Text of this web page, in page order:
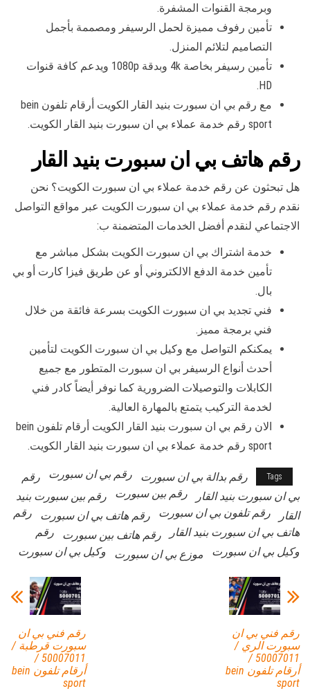
وبرمجة القنوات المشفرة.
تأمين رفوف مميزة لحمل الرسيفر ومصممة بأجمل
التصاميم لتلائم المنزل.
تأمين رسيفر بخاصة 4k وبدقة 1080p ويدعم كافة قنوات
HD.
مع رقم بي ان سبورت بنيد القار الكويت أرقام تلفون bein
sport رقم خدمة عملاء بي ان سبورت بنيد القار الكويت.
رقم هاتف بي ان سبورت بنيد القار
هل تبحثون عن رقم خدمة عملاء بي ان سبورت الكويت؟ نحن
نقدم رقم خدمة عملاء بي ان سبورت الكويت عبر مواقع التواصل
الاجتماعي لنقدم أفضل الخدمات المتضمنة ب:
خدمة اشتراك بي ان سبورت الكويت بشكل مباشر مع
تأمين خدمة الدفع الالكتروني أو عن طريق فيزا كارت أو بي
بال.
فني تجديد بي ان سبورت الكويت بسرعة فائقة من خلال
فني برمجة مميز.
يمكنكم التواصل مع وكيل بي ان سبورت الكويت لتأمين
أحدث أنواع الرسيفر بي ان سبورت المتطور مع جميع
الكابلات والتوصيلات الضرورية كما نوفر أيضاً كادر فني
لخدمة التركيب يتمتع بالمهارة العالية.
الان رقم بي ان سبورت بنيد القار الكويت أرقام تلفون bein
sport رقم خدمة عملاء بي ان سبورت بنيد القار الكويت.
Tags رقم بدالة بي ان سبورت رقم بي ان سبورت
رقم
بي ان سبورت بنيد القار
رقم بين سبورت
رقم بين سبورت بنيد
القار
رقم تلفون بي ان سبورت رقم هاتف بي ان سبورت
رقم
هاتف بي ان سبورت بنيد القار
رقم هاتف بين سبورت
رقم
وكيل بي ان سبورت
موزع بي ان سبورت وكيل بي ان سبورت
رقم فني بي ان
سبورت قرطبة /
50007011 /
أرقام تلفون bein
sport
رقم فني بي ان
سبورت الري /
50007011 /
أرقام تلفون bein
sport